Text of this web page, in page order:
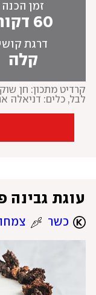
זמן הכנה
60 דקות
דרגת
קלה
קרדיט מתכון: חן
לבל, כלים: דניאלה
עוגת גבינה
כשר